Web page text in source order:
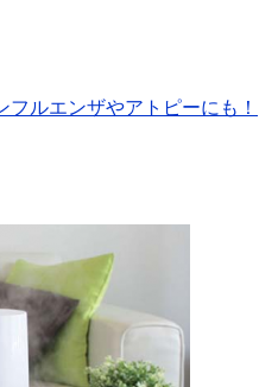
フルエンザやアトピーにも！